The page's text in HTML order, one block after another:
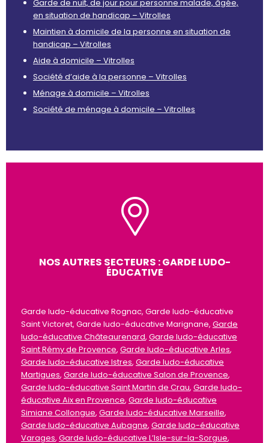
Garde de nuit, de jour pour personne malade, âgée,
en situation de handicap – Vitrolles
Maintien à domicile de la personne en situation de
handicap – Vitrolles
Aide à domicile – Vitrolles
Société d’aide à la personne – Vitrolles
Ménage à domicile – Vitrolles
Société de ménage à domicile – Vitrolles
NOS AUTRES SECTEURS : GARDE LUDO-
ÉDUCATIVE
Garde ludo-éducative Rognac, Garde ludo-éducative
Saint Victoret, Garde ludo-éducative Marignane, Garde
ludo-éducative Châteaurenard, Garde ludo-éducative
Saint Rémy de Provence, Garde ludo-éducative Arles,
Garde ludo-éducative Istres, Garde ludo-éducative
Martigues, Garde ludo-éducative Salon de Provence,
Garde ludo-éducative Saint Martin de Crau, Garde ludo-
éducative Aix en Provence, Garde ludo-éducative
Simiane Collongue, Garde ludo-éducative Marseille,
Garde ludo-éducative Aubagne, Garde ludo-éducative
Varages, Garde ludo-éducative L’Isle-sur-la-Sorgue,